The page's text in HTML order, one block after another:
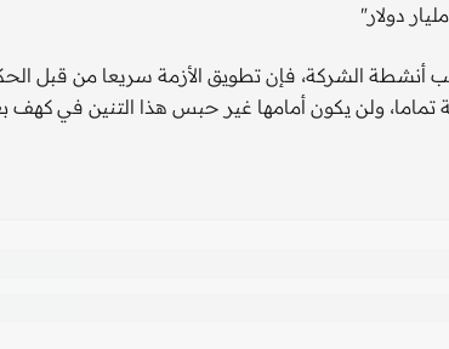
الشركة، فإن تطويق الأزمة سريعا من قبل
تماما، ولن يكون أمامها غير حبس هذا التنين في كهف